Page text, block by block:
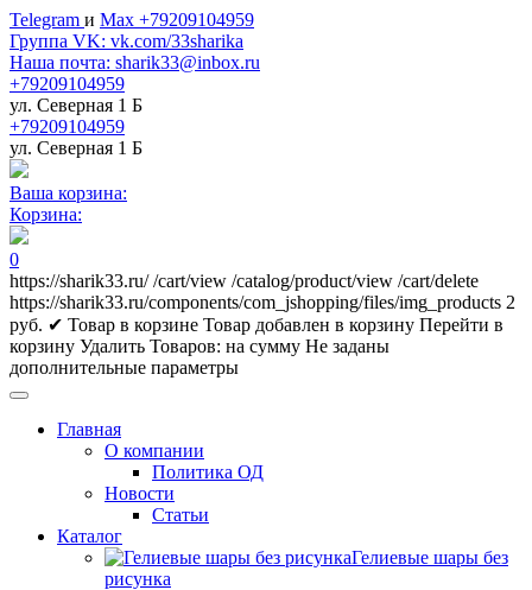
Telegram и Max +79209104959
Группа VK: vk.com/33sharika
Наша почта: sharik33@inbox.ru
+79209104959
ул. Северная 1 Б
+79209104959
ул. Северная 1 Б
Ваша корзина:
Корзина:
0
https://sharik33.ru/ /cart/view /catalog/product/view /cart/delete
https://sharik33.ru/components/com_jshopping/files/img_products 2
руб. ✔ Товар в корзине Товар добавлен в корзину Перейти в
корзину Удалить Товаров: на сумму Не заданы
дополнительные параметры
Главная
О компании
Политика ОД
Новости
Статьи
Каталог
Гелиевые шары без
рисунка